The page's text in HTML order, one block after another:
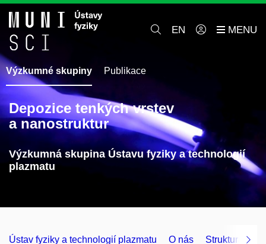
EN
Výzkumné skupiny Publikace
Depozice tenkých vrstev
a nanostruktur
Výzkumná skupina Ústavu fyziky a technologií
plazmatu
Ústav fyziky a technologií plazmatu O nás Struktura a